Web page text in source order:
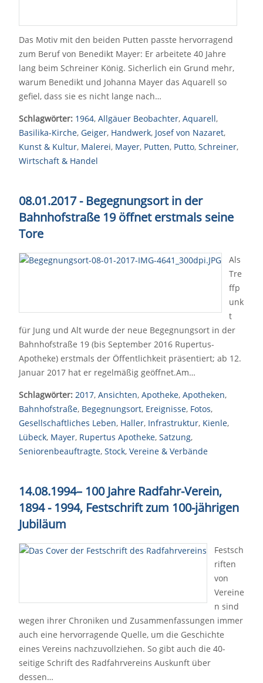
Das Motiv mit den beiden Putten passte hervorragend
zum Beruf von Benedikt Mayer: Er arbeitete 40 Jahre
lang beim Schreiner König. Sicherlich ein Grund mehr,
warum Benedikt und Johanna Mayer das Aquarell so
gefiel, dass sie es nicht lange nach…
Schlagwörter: 1964, Allgäuer Beobachter, Aquarell,
Basilika-Kirche, Geiger, Handwerk, Josef von Nazaret,
Kunst & Kultur, Malerei, Mayer, Putten, Putto, Schreiner,
Wirtschaft & Handel
08.01.2017 - Begegnungsort in der
Bahnhofstraße 19 öffnet erstmals seine
Tore
Als
Tre
ffp
unk
t
für Jung und Alt wurde der neue Begegnungsort in der
Bahnhofstraße 19 (bis September 2016 Rupertus-
Apotheke) erstmals der Öffentlichkeit präsentiert; ab 12.
Januar 2017 hat er regelmäßig geöffnet.Am…
Schlagwörter: 2017, Ansichten, Apotheke, Apotheken,
Bahnhofstraße, Begegnungsort, Ereignisse, Fotos,
Gesellschaftliches Leben, Haller, Infrastruktur, Kienle,
Lübeck, Mayer, Rupertus Apotheke, Satzung,
Seniorenbeauftragte, Stock, Vereine & Verbände
14.08.1994– 100 Jahre Radfahr-Verein,
1894 - 1994, Festschrift zum 100-jährigen
Jubiläum
Festsch
riften
von
Vereine
n sind
wegen ihrer Chroniken und Zusammenfassungen immer
auch eine hervorragende Quelle, um die Geschichte
eines Vereins nachzuvollziehen. So gibt auch die 40-
seitige Schrift des Radfahrvereins Auskunft über
dessen…